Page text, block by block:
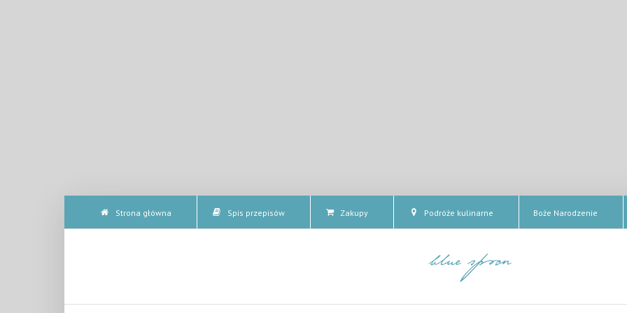
Strona główna Spis przepisów Zakupy Podróże kulinarne Boże Narodzenie